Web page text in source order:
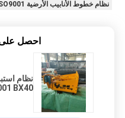
نظام خطوط الأنابيب الأرضية ISO9001
احصل
نظام
BX40